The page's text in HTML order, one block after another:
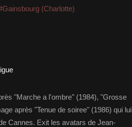
(Charlotte)
"Marche a l'ombre" (1984), "Grosse
après "Tenue de soiree" (1986) qui lui
Cannes. Exit les avatars de Jean-